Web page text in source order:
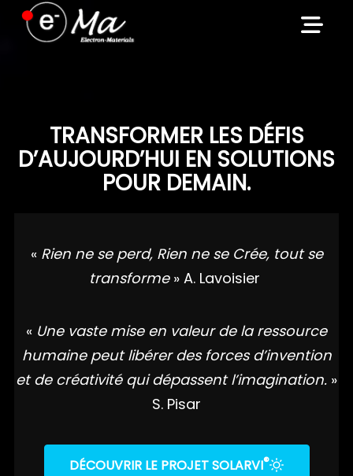
Skip
TRANSFORMER LES DÉFIS
D’AUJOURD’HUI EN SOLUTIONS
POUR DEMAIN.
« Rien ne se perd, Rien ne se Crée, tout se
transforme » A. Lavoisier
« Une vaste mise en valeur de la ressource
humaine peut libérer des forces d’invention
et de créativité qui dépassent l’imagination. »
S. Pisar
DÉCOUVRIR LE PROJET SOLARVI®